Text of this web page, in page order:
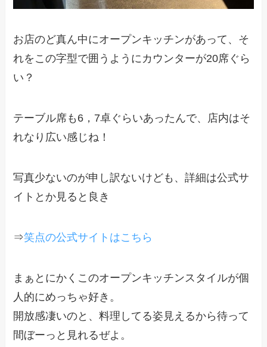
お店のど真ん中にオープンキッチンがあって、そ
れをこの字型で囲うようにカウンターが20席ぐら
い？
テーブル席も6，7卓ぐらいあったんで、店内はそ
れなり広い感じね！
写真少ないのが申し訳ないけども、詳細は公式サ
イトとか見ると良き
⇒笑点の公式サイトはこちら
まぁとにかくこのオープンキッチンスタイルが個
人的にめっちゃ好き。
開放感凄いのと、料理してる姿見えるから待って
間ぼーっと見れるぜよ。